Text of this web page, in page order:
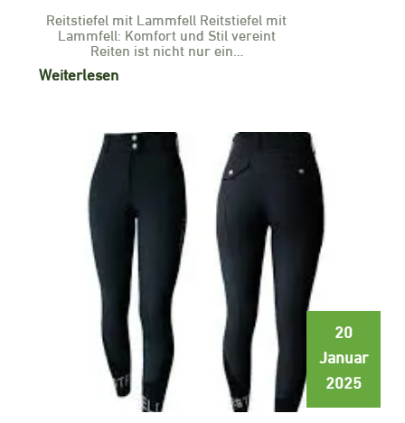
Reitstiefel mit Lammfell Reitstiefel mit
Lammfell: Komfort und Stil vereint
Reiten ist nicht nur ein…
Weiterlesen
20
Januar
2025